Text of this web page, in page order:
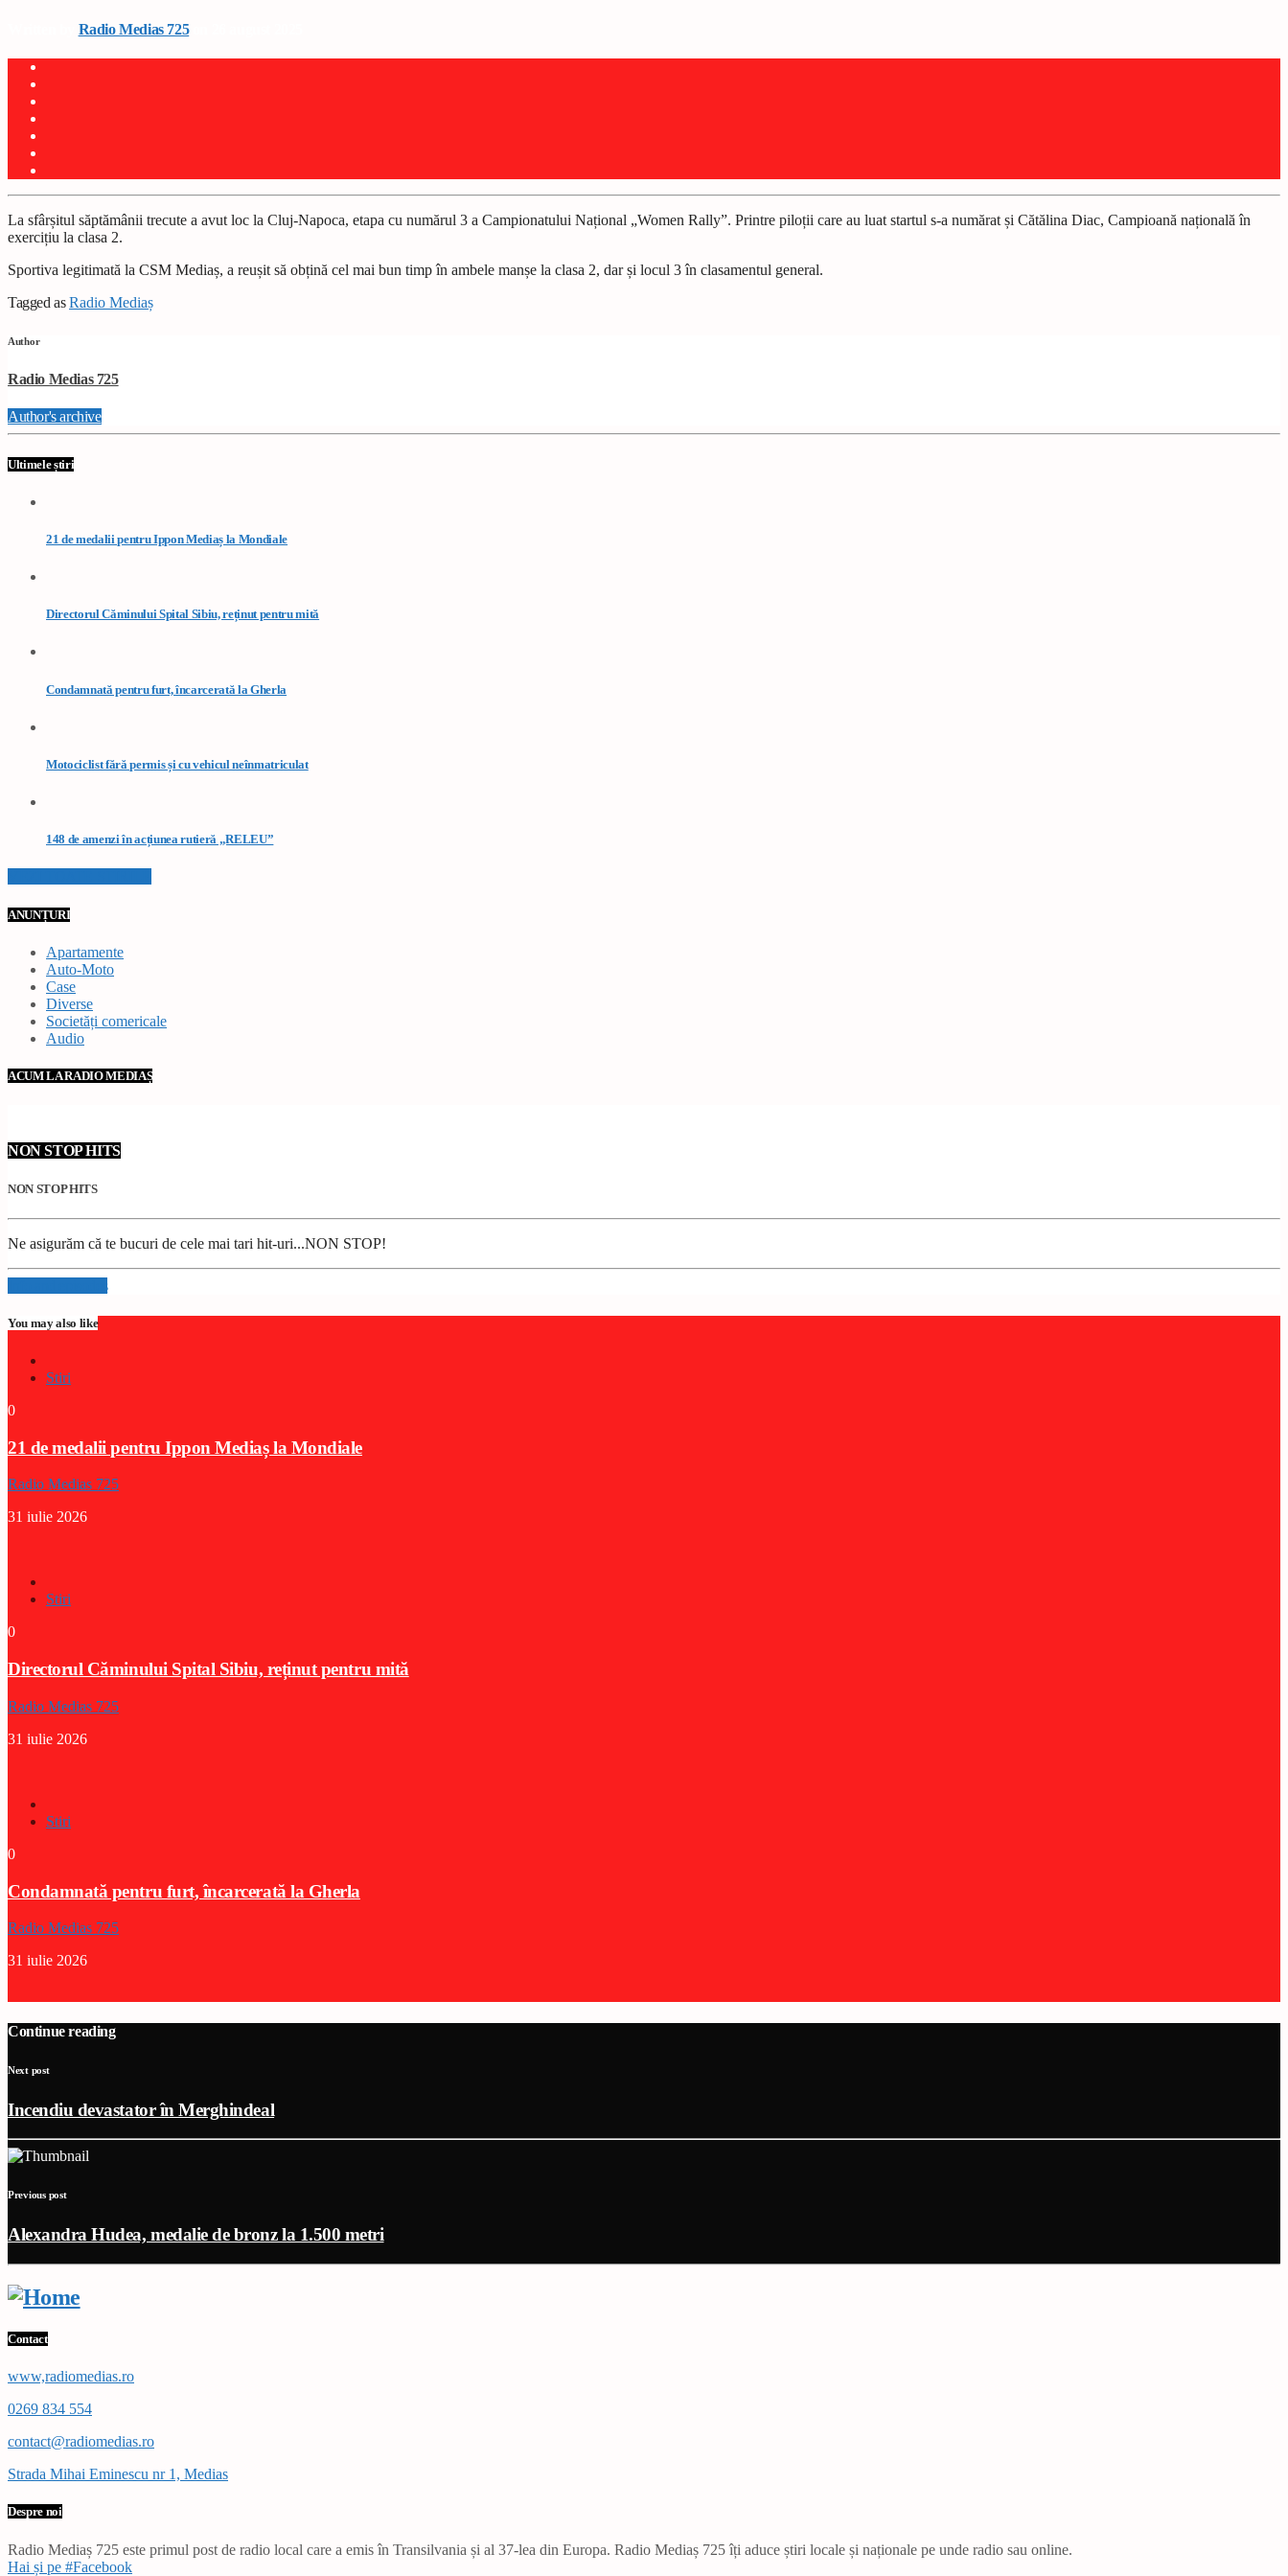
Radio Medias 725on 26 august 2025
La sfârșitul săptămânii trecute a avut loc la Cluj-Napoca, etapa cu numărul 3 a Campionatului Național „Women Rally”. Printre piloții care au luat startul s-a numărat și Cătălina Diac, Campioană națională în
exercițiu la clasa 2.
Sportiva legitimată la CSM Mediaș, a reușit să obțină cel mai bun timp în ambele manșe la clasa 2, dar și locul 3 în clasamentul general.
Tagged asRadio Mediaș
Author
Radio Medias 725
Author's archive
Ultimele știri
21 de medalii pentru Ippon Mediaș la Mondiale
Directorul Căminului Spital Sibiu, reținut pentru mită
Condamnată pentru furt, încarcerată la Gherla
Motociclist fără permis și cu vehicul neînmatriculat
148 de amenzi în acțiunea rutieră „RELEU”
ANUNȚURI
Apartamente
Auto-Moto
Case
Diverse
Societăți comericale
Audio
ACUM LA RADIO MEDIAȘ
NON STOP HITS
NON STOP HITS
Ne asigurăm că te bucuri de cele mai tari hit-uri...NON STOP!
Info and episodes
You may also like
Stiri
0
21 de medalii pentru Ippon Mediaș la Mondiale
Radio Medias 725
31 iulie 2026
Stiri
0
Directorul Căminului Spital Sibiu, reținut pentru mită
Radio Medias 725
31 iulie 2026
Stiri
0
Condamnată pentru furt, încarcerată la Gherla
Radio Medias 725
31 iulie 2026
Continue reading
Next post
Incendiu devastator în Merghindeal
Previous post
Alexandra Hudea, medalie de bronz la 1.500 metri
Contact
www,radiomedias.ro
0269 834 554
contact@radiomedias.ro
Strada Mihai Eminescu nr 1, Medias
Despre noi
Radio Mediaș 725 este primul post de radio local care a emis în Transilvania și al 37-lea din Europa. Radio Mediaș 725 îți aduce știri locale și naționale pe unde radio sau online.
Hai și pe #Facebook